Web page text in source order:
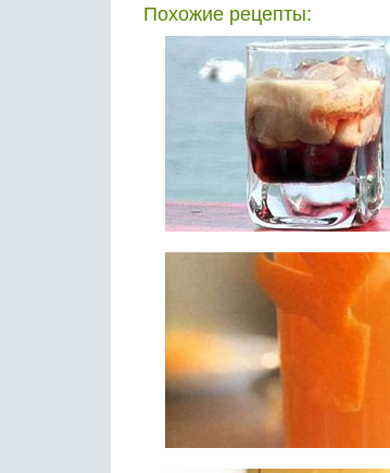
Похожие рецепты: